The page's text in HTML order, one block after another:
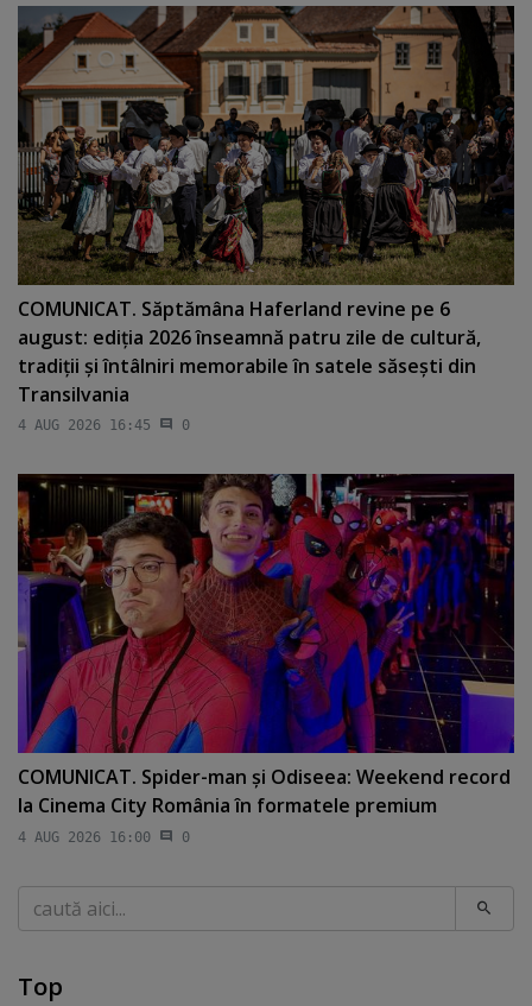
COMUNICAT. Săptămâna Haferland revine pe 6
august: ediţia 2026 înseamnă patru zile de cultură,
tradiţii şi întâlniri memorabile în satele săseşti din
Transilvania
4 AUG 2026 16:45 0
COMUNICAT. Spider-man şi Odiseea: Weekend record
la Cinema City România în formatele premium
4 AUG 2026 16:00 0
Caută
Top